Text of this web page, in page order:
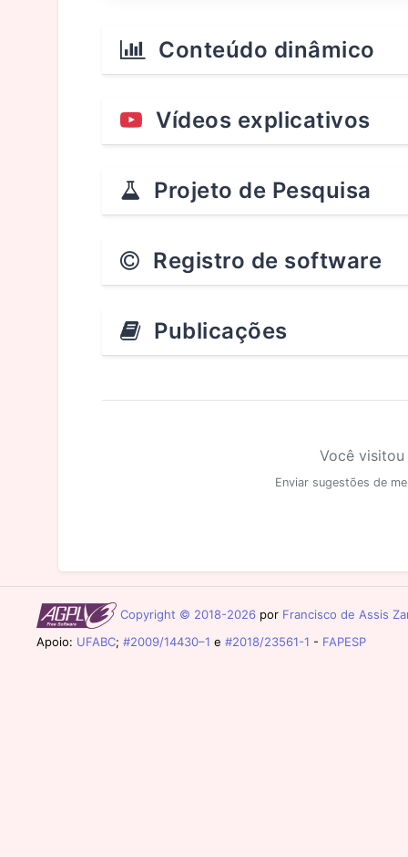
Conteúdo dinâmico
Vídeos explicativos
Projeto de Pesquisa
Registro de software
Publicações
Você
Enviar sugestões de
Copyright © 2018-2026 por Francisco de Assis
Apoio: UFABC; #2009/14430–1 e #2018/23561-1 - FAPESP